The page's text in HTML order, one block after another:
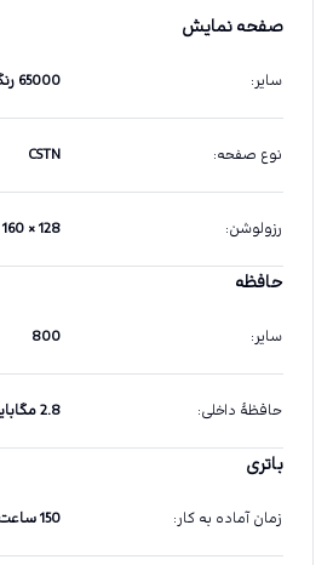
صفحه نمایش
سایر: 65000 رنگ
نوع صفحه:
CSTN
رزولوشن: 128 × 160 پیکسل
حافظه
سایر:
800
حافظهٔ داخلی: 2.8 مگابایت
باتری
زمان آماده به کار: 150 ساعت